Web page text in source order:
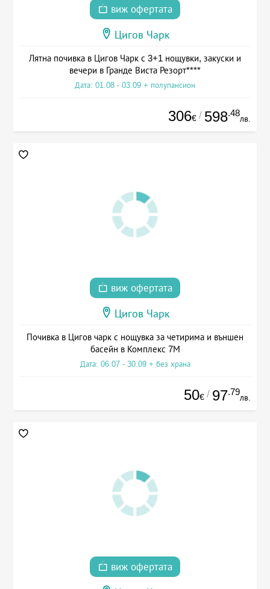
виж офертата
Цигов Чарк
Лятна почивка в Цигов Чарк с 3+1 нощувки, закуски и
вечери в Гранде Виста Резорт****
Дата: 01.08 - 03.09 + полупансион
306€ / 598.48
лв.
виж офертата
Цигов Чарк
Почивка в Цигов чарк с нощувка за четирима и външен
басейн в Комплекс 7М
Дата: 06.07 - 30.09 + без храна
50€ / 97.79
лв.
виж офертата